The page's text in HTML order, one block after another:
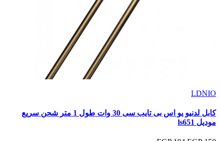
LDNIO
كابل لدنيو يو اس بى تايب سى 30 وات طول 1 متر شحن سريع
موديل ls651